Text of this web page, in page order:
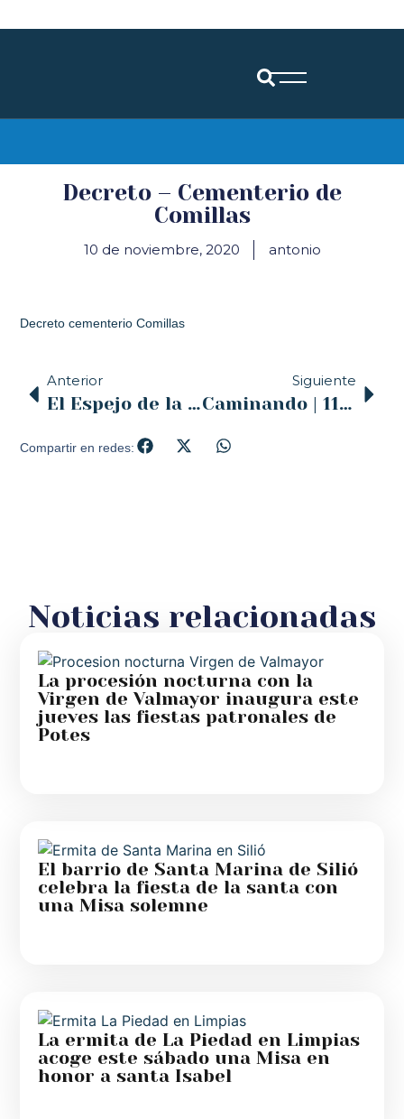
Decreto – Cementerio de
Comillas
10 de noviembre, 2020 antonio
Decreto cementerio Comillas
Anterior
El Espejo de la Iglesia – COPE – 06/11/2020
Siguiente
Caminando | 11.11.2020
Compartir en redes:
Noticias relacionadas
La procesión nocturna con la
Virgen de Valmayor inaugura este
jueves las fiestas patronales de
Potes
El barrio de Santa Marina de Silió
celebra la fiesta de la santa con
una Misa solemne
La ermita de La Piedad en Limpias
acoge este sábado una Misa en
honor a santa Isabel